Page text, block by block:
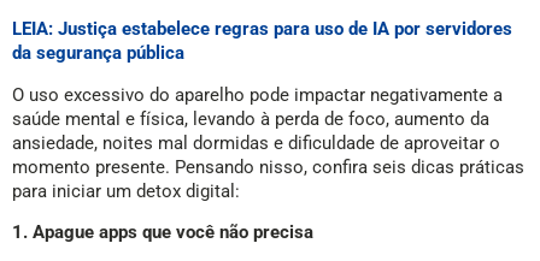
LEIA: Justiça estabelece regras para uso de IA por servidores
da segurança pública
O uso excessivo do aparelho pode impactar negativamente a
saúde mental e física, levando à perda de foco, aumento da
ansiedade, noites mal dormidas e dificuldade de aproveitar o
momento presente. Pensando nisso, confira seis dicas práticas
para iniciar um detox digital:
1. Apague apps que você não precisa